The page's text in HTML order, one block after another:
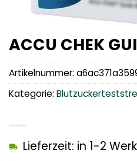
ACCU CHEK
Lieferzeit: in 1-2
Artikelnummer:
Kategorie: